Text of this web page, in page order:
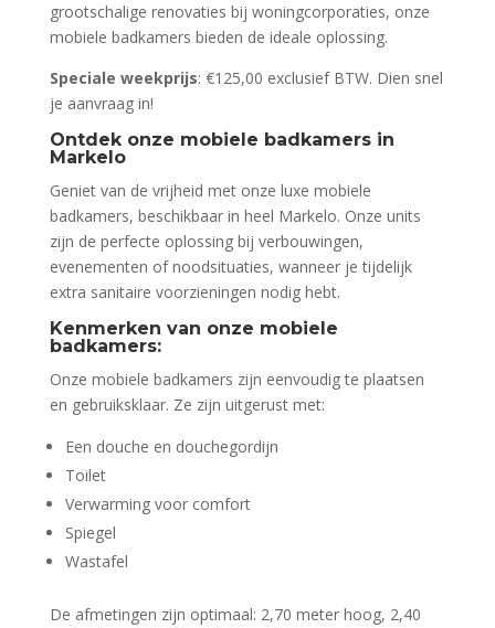
grootschalige renovaties bij woningcorporaties, onze
mobiele badkamers bieden de ideale oplossing.
Speciale weekprijs: €125,00 exclusief BTW. Dien snel
je aanvraag in!
Ontdek onze mobiele badkamers in
Markelo
Geniet van de vrijheid met onze luxe mobiele
badkamers, beschikbaar in heel Markelo. Onze units
zijn de perfecte oplossing bij verbouwingen,
evenementen of noodsituaties, wanneer je tijdelijk
extra sanitaire voorzieningen nodig hebt.
Kenmerken van onze mobiele
badkamers:
Onze mobiele badkamers zijn eenvoudig te plaatsen
en gebruiksklaar. Ze zijn uitgerust met:
Een douche en douchegordijn
Toilet
Verwarming voor comfort
Spiegel
Wastafel
De afmetingen zijn optimaal: 2,70 meter hoog, 2,40